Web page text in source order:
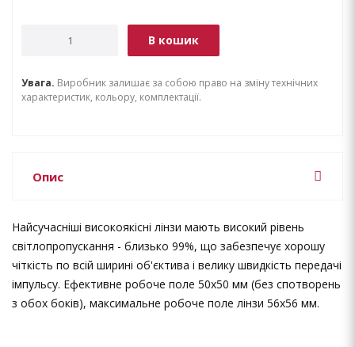
В кошик
Увага. Виробник залишає за собою право на зміну технічних
характеристик, кольору, комплектації.
Опис
Найсучасніші високоякісні лінзи мають високий рівень
світлопропускання - близько 99%, що забезпечує хорошу
чіткість по всій ширині об'єктива і велику швидкість передачі
імпульсу. Ефективне робоче поле 50х50 мм (без спотворень
з обох боків), максимальне робоче поле лінзи 56х56 мм.